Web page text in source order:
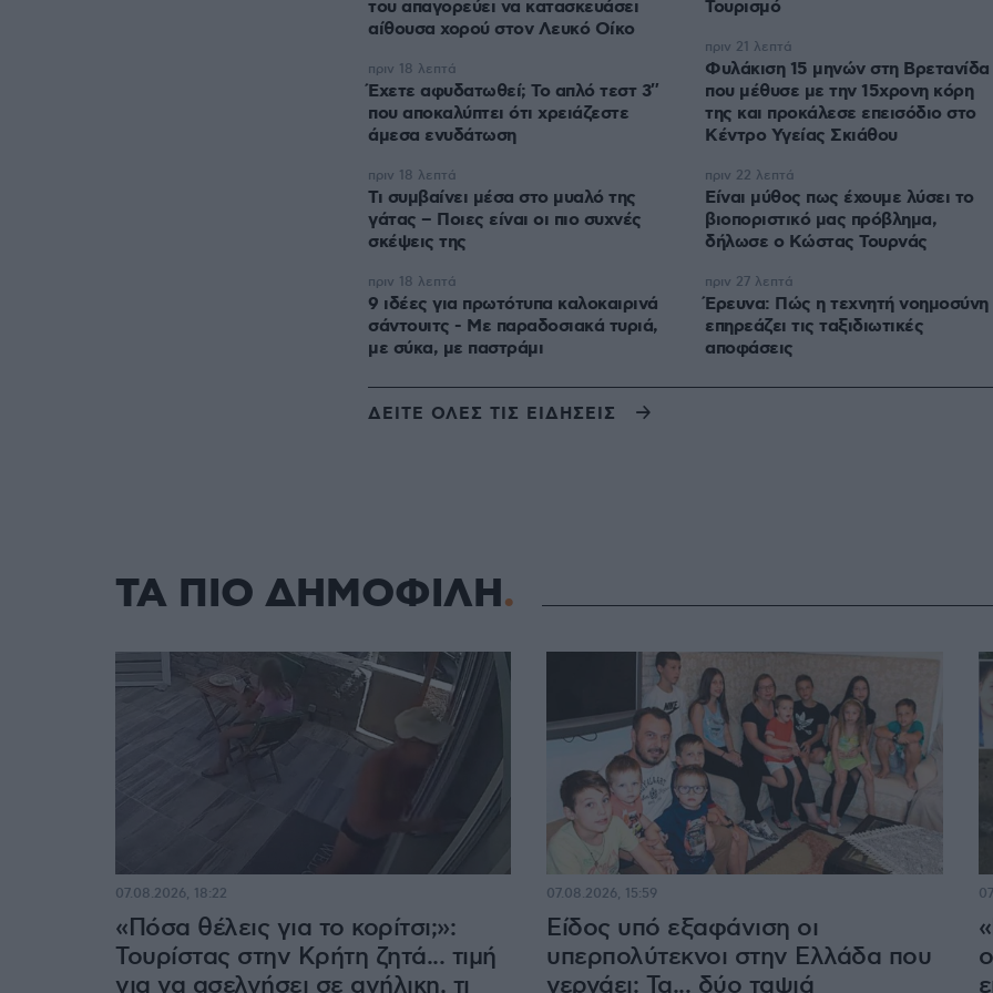
του απαγορεύει να κατασκευάσει
αίθουσα χορού στον Λευκό Οίκο
Έχετε αφυδατωθεί; Το απλό τεστ 3″
που αποκαλύπτει ότι χρειάζεστε
άμεσα ενυδάτωση
πριν 18 λεπτά
Τι συμβαίνει μέσα στο μυαλό της
γάτας – Ποιες είναι οι πιο συχνές
σκέψεις της
πριν 18 λεπτά
9 ιδέες για πρωτότυπα καλοκαιρινά
σάντουιτς - Με παραδοσιακά τυριά,
με σύκα, με παστράμι
πριν 18 λεπτά
Τουρισμό
Φυλάκιση 15 μηνών στη Βρετανίδα
που μέθυσε με την 15χρονη κόρη
της και προκάλεσε επεισόδιο στο
Κέντρο Υγείας Σκιάθου
πριν 21 λεπτά
Είναι μύθος πως έχουμε λύσει το
βιοποριστικό μας πρόβλημα,
δήλωσε ο Κώστας Τουρνάς
πριν 22 λεπτά
Έρευνα: Πώς η τεχνητή νοημοσύνη
επηρεάζει τις ταξιδιωτικές
αποφάσεις
πριν 27 λεπτά
ΔΕΙΤΕ ΟΛΕΣ ΤΙΣ ΕΙΔΗΣΕΙΣ
ΤΑ ΠΙΟ ΔΗΜΟΦΙΛΗ
«Πόσα θέλεις για το κορίτσι;»:
Τουρίστας στην Κρήτη ζητά... τιμή
για να ασελγήσει σε ανήλικη, τι
07.08.2026, 18:22
Είδος υπό εξαφάνιση οι
υπερπολύτεκνοι στην Ελλάδα που
γερνάει: Τα... δύο ταψιά
07.08.2026, 15:59